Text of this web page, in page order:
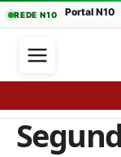
REDE N10 Portal N10